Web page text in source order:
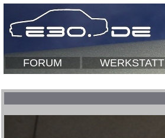
FORUM WERKSTATT